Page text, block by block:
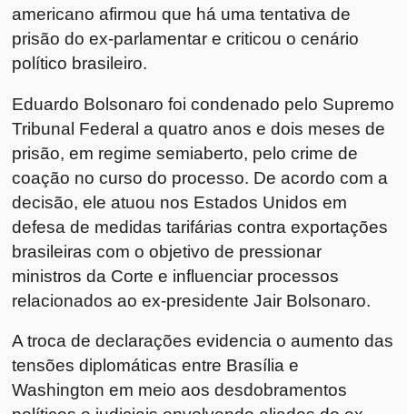
americano afirmou que há uma tentativa de
prisão do ex-parlamentar e criticou o cenário
político brasileiro.
Eduardo Bolsonaro foi condenado pelo Supremo
Tribunal Federal a quatro anos e dois meses de
prisão, em regime semiaberto, pelo crime de
coação no curso do processo. De acordo com a
decisão, ele atuou nos Estados Unidos em
defesa de medidas tarifárias contra exportações
brasileiras com o objetivo de pressionar
ministros da Corte e influenciar processos
relacionados ao ex-presidenteJair Bolsonaro.
A troca de declarações evidencia o aumento das
tensões diplomáticas entre Brasília e
Washington em meio aos desdobramentos